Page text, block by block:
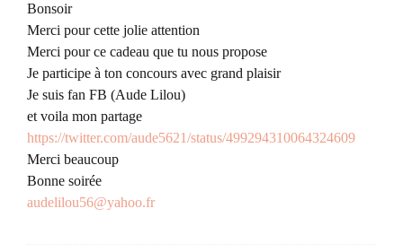
Bonsoir
Merci pour cette jolie attention
Merci pour ce cadeau que tu nous propose
Je participe à ton concours avec grand plaisir
Je suis fan FB (Aude Lilou)
et voila mon partage
https://twitter.com/aude5621/status/499294310064324609
Merci beaucoup
Bonne soirée
audelilou56@yahoo.fr